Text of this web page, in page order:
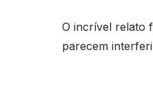
O incrível relato
parecem